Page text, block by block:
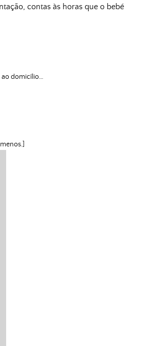
contas às horas que o bebé
ao domicílio…